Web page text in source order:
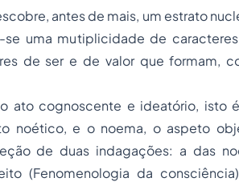
antes de mais, um estrato
uma mutiplicidade de
de ser e de valor que formam,
ato cognoscente e ideatório, isto
noético, e o noema, o aspeto
de duas indagações: a das
(Fenomenologia da